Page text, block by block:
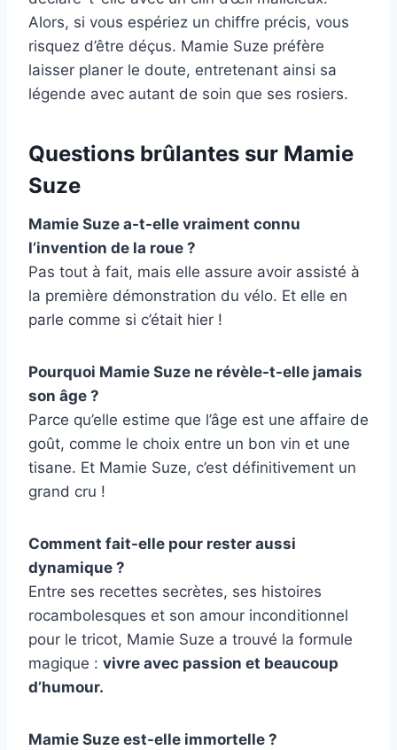
Alors, si vous espériez un chiffre précis, vous
risquez d’être déçus. Mamie Suze préfère
laisser planer le doute, entretenant ainsi sa
légende avec autant de soin que ses rosiers.
Questions brûlantes sur Mamie
Suze
Mamie Suze a-t-elle vraiment connu
l’invention de la roue ?
Pas tout à fait, mais elle assure avoir assisté à
la première démonstration du vélo. Et elle en
parle comme si c’était hier !
Pourquoi Mamie Suze ne révèle-t-elle jamais
son âge ?
Parce qu’elle estime que l’âge est une affaire de
goût, comme le choix entre un bon vin et une
tisane. Et Mamie Suze, c’est définitivement un
grand cru !
Comment fait-elle pour rester aussi
dynamique ?
Entre ses recettes secrètes, ses histoires
rocambolesques et son amour inconditionnel
pour le tricot, Mamie Suze a trouvé la formule
magique : vivre avec passion et beaucoup
d’humour.
Mamie Suze est-elle immortelle ?